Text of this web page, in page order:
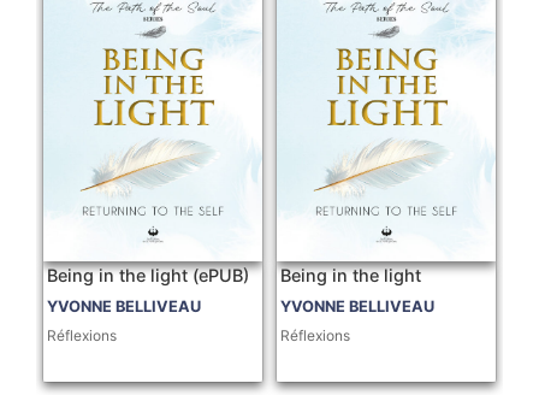
Being in the light (ePUB)
YVONNE BELLIVEAU
Réflexions
Being in the light
YVONNE BELLIVEAU
Réflexions